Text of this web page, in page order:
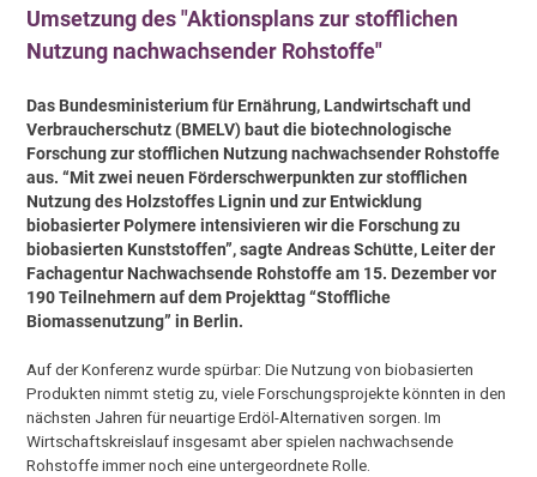
Umsetzung des "Aktionsplans zur stofflichen
Nutzung nachwachsender Rohstoffe"
Das Bundesministerium für Ernährung, Landwirtschaft und
Verbraucherschutz (BMELV) baut die biotechnologische
Forschung zur stofflichen Nutzung nachwachsender Rohstoffe
aus. “Mit zwei neuen Förderschwerpunkten zur stofflichen
Nutzung des Holzstoffes Lignin und zur Entwicklung
biobasierter Polymere intensivieren wir die Forschung zu
biobasierten Kunststoffen”, sagte Andreas Schütte, Leiter der
Fachagentur Nachwachsende Rohstoffe am 15. Dezember vor
190 Teilnehmern auf dem Projekttag “Stoffliche
Biomassenutzung” in Berlin.
Auf der Konferenz wurde spürbar: Die Nutzung von biobasierten
Produkten nimmt stetig zu, viele Forschungsprojekte könnten in den
nächsten Jahren für neuartige Erdöl-Alternativen sorgen. Im
Wirtschaftskreislauf insgesamt aber spielen nachwachsende
Rohstoffe immer noch eine untergeordnete Rolle.